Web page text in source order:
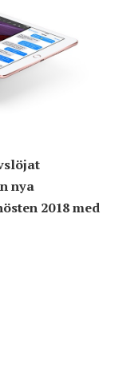
nya
2018 med